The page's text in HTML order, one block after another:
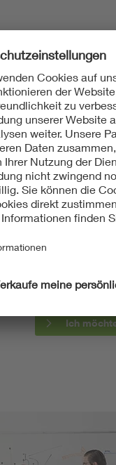
Mit unserem
fassen wir
berichten
Ich